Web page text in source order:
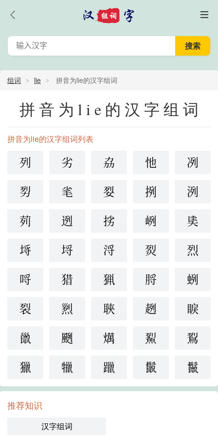
组词 lie 拼音为lie的汉字组词
拼音为lie的汉字组词
拼音为lie的汉字组词列表
列 劣 劦 忚
冽
劽
毟 姴 挒
洌
茢
迾 挘 峢
奊
埓
埒 浖 烮
烈
哷
猎 猟 脟
蛚
裂
煭 聗 趔
睙
巤
颲 燤 鮤
鴷
獵
犣 躐 鬛 鬣
推荐知识
汉字组词